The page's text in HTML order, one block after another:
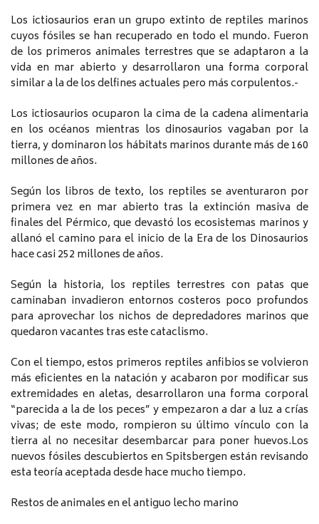
Los ictiosaurios eran un grupo extinto de reptiles marinos
cuyos fósiles se han recuperado en todo el mundo. Fueron
de los primeros animales terrestres que se adaptaron a la
vida en mar abierto y desarrollaron una forma corporal
similar a la de los delfines actuales pero más corpulentos.-
Los ictiosaurios ocuparon la cima de la cadena alimentaria
en los océanos mientras los dinosaurios vagaban por la
tierra, y dominaron los hábitats marinos durante más de 160
millones de años.
Según los libros de texto, los reptiles se aventuraron por
primera vez en mar abierto tras la extinción masiva de
finales del Pérmico, que devastó los ecosistemas marinos y
allanó el camino para el inicio de la Era de los Dinosaurios
hace casi 252 millones de años.
Según la historia, los reptiles terrestres con patas que
caminaban invadieron entornos costeros poco profundos
para aprovechar los nichos de depredadores marinos que
quedaron vacantes tras este cataclismo.
Con el tiempo, estos primeros reptiles anfibios se volvieron
más eficientes en la natación y acabaron por modificar sus
extremidades en aletas, desarrollaron una forma corporal
“parecida a la de los peces” y empezaron a dar a luz a crías
vivas; de este modo, rompieron su último vínculo con la
tierra al no necesitar desembarcar para poner huevos.Los
nuevos fósiles descubiertos en Spitsbergen están revisando
esta teoría aceptada desde hace mucho tiempo.
Restos de animales en el antiguo lecho marino